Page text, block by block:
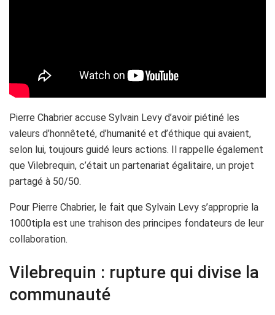
Pierre Chabrier accuse Sylvain Levy d’avoir piétiné les
valeurs d’honnêteté, d’humanité et d’éthique qui avaient,
selon lui, toujours guidé leurs actions. Il rappelle également
que Vilebrequin, c’était un partenariat égalitaire, un projet
partagé à 50/50.
Pour Pierre Chabrier, le fait que Sylvain Levy s’approprie la
1000tipla est une trahison des principes fondateurs de leur
collaboration.
Vilebrequin : rupture qui divise la
communauté